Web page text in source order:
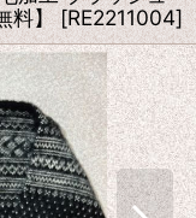
料】 [RE2211004]